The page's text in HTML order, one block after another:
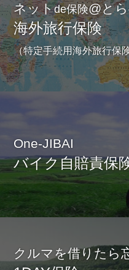
ネットde保険@と
海外旅行保険
（特定手続用海外旅行保
One-JIBAI
バイク自賠責保
クルマを借りたら